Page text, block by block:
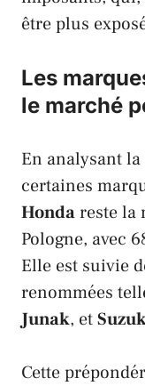
être plus
Les
le marché
En analysant
certaines
Hondareste la
Pologne, avec
Elle est suivie
renommées
Junak, et
Cette